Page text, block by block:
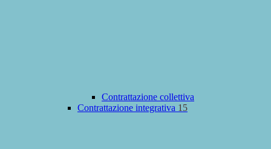
Contrattazione collettiva
Contrattazione integrativa 15